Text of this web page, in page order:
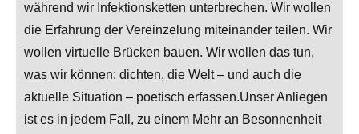
während wir Infektionsketten unterbrechen. Wir wollen
die Erfahrung der Vereinzelung miteinander teilen. Wir
wollen virtuelle Brücken bauen. Wir wollen das tun,
was wir können: dichten, die Welt – und auch die
aktuelle Situation – poetisch erfassen.Unser Anliegen
ist es in jedem Fall, zu einem Mehr an Besonnenheit